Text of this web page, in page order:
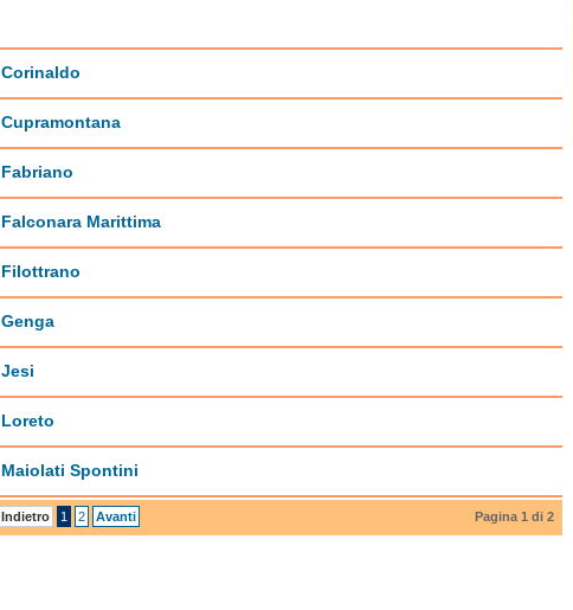
Corinaldo
Cupramontana
Fabriano
Falconara Marittima
Filottrano
Genga
Jesi
Loreto
Maiolati Spontini
Indietro 1 2 Avanti Pagina 1 di 2